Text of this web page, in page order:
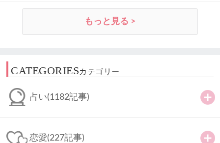
もっと見る >
CATEGORIESカテゴリー
占い(1182記事)
恋愛(227記事)